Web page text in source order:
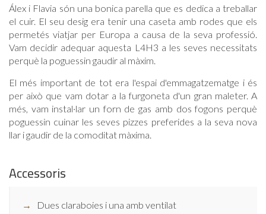
Álex i Flavia són una bonica parella que es dedica a treballar
el cuir. El seu desig era tenir una caseta amb rodes que els
permetés viatjar per Europa a causa de la seva professió.
Vam decidir adequar aquesta L4H3 a les seves necessitats
perquè la poguessin gaudir al màxim.
El més important de tot era l'espai d'emmagatzematge i és
per això que vam dotar a la furgoneta d'un gran maleter. A
més, vam instal·lar un forn de gas amb dos fogons perquè
poguessin cuinar les seves pizzes preferides a la seva nova
llar i gaudir de la comoditat màxima.
Accessoris
Dues claraboies i una amb ventilat